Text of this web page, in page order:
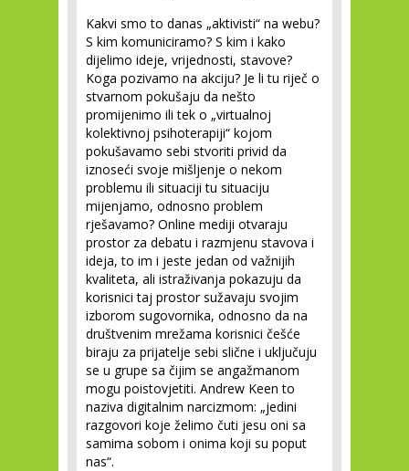
Kakvi smo to danas „aktivisti“ na webu?
S kim komuniciramo? S kim i kako
dijelimo ideje, vrijednosti, stavove?
Koga pozivamo na akciju? Je li tu riječ o
stvarnom pokušaju da nešto
promijenimo ili tek o „virtualnoj
kolektivnoj psihoterapiji“ kojom
pokušavamo sebi stvoriti privid da
iznoseći svoje mišljenje o nekom
problemu ili situaciji tu situaciju
mijenjamo, odnosno problem
rješavamo? Online mediji otvaraju
prostor za debatu i razmjenu stavova i
ideja, to im i jeste jedan od važnijih
kvaliteta, ali istraživanja pokazuju da
korisnici taj prostor sužavaju svojim
izborom sugovornika, odnosno da na
društvenim mrežama korisnici češće
biraju za prijatelje sebi slične i uključuju
se u grupe sa čijim se angažmanom
mogu poistovjetiti. Andrew Keen to
naziva digitalnim narcizmom: „jedini
razgovori koje želimo čuti jesu oni sa
samima sobom i onima koji su poput
nas“.